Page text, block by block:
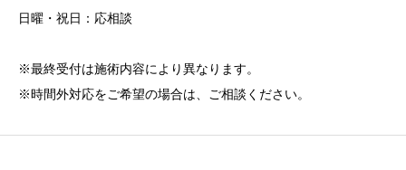
日曜・祝日：応相談
※最終受付は施術内容により異なります。
※時間外対応をご希望の場合は、ご相談ください。